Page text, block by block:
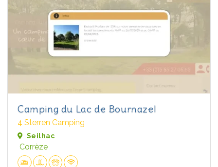
Camping du Lac de Bournazel
4 Sterren Camping
Seilhac
Corrèze